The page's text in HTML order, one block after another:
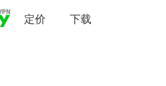
定价 下载